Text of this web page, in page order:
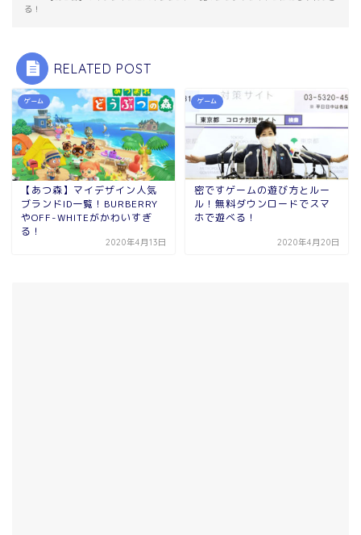
る！
RELATED POST
ゲーム
【あつ森】マイデザイン人気
ブランドID一覧！BURBERRY
やOFF-WHITEがかわいすぎ
る！
2020年4月13日
ゲーム
密ですゲームの遊び方とルー
ル！無料ダウンロードでスマ
ホで遊べる！
2020年4月20日